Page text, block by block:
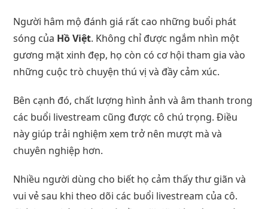
Người hâm mộ đánh giá rất cao những buổi phát
sóng của Hồ Việt. Không chỉ được ngắm nhìn một
gương mặt xinh đẹp, họ còn có cơ hội tham gia vào
những cuộc trò chuyện thú vị và đầy cảm xúc.
Bên cạnh đó, chất lượng hình ảnh và âm thanh trong
các buổi livestream cũng được cô chú trọng. Điều
này giúp trải nghiệm xem trở nên mượt mà và
chuyên nghiệp hơn.
Nhiều người dùng cho biết họ cảm thấy thư giãn và
vui vẻ sau khi theo dõi các buổi livestream của cô.